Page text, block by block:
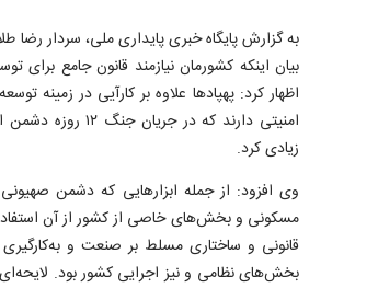
به گزارش پایگاه خبری پایداری ملی، سردار رضا
بیان اینکه کشورمان نیازمند قانون جامع برای
اظهار کرد: پهپاد‌ها علاوه بر کارآیی در
امنیتی دارند که
زیادی کرد.
وی افزود: از جمله ابزار‌هایی که دشمن
مسکونی و بخش‌های خاصی از کشور از آن استفاده
قانونی و ساختاری مسلط بر صنعت و
بخش‌های نظامی و نیز اجرایی کشور بود.